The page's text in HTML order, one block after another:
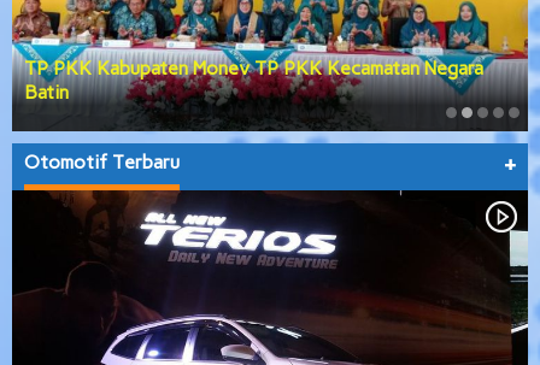
TP PKK Kabupaten Monev TP PKK Kecamatan Negara
Batin
Otomotif Terbaru +